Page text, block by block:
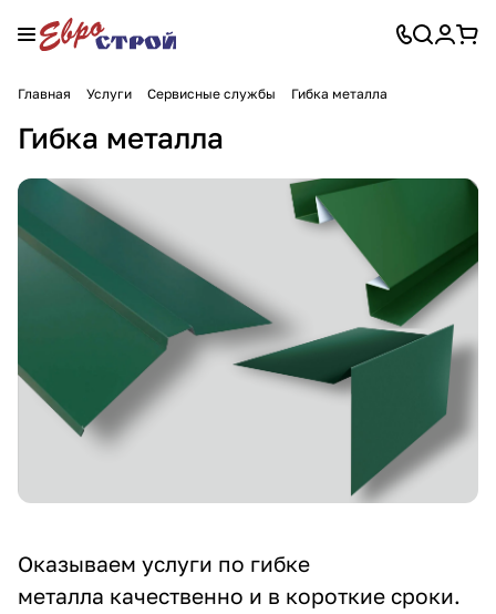
Главная Услуги Сервисные службы Гибка металла
Гибка металла
Оказываем услуги по гибке
металла качественно и в короткие сроки.